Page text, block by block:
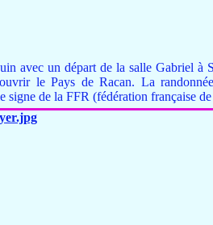
avec un départ de la salle Gabriel à
le Pays de Racan. La
signe de la FFR (fédération française